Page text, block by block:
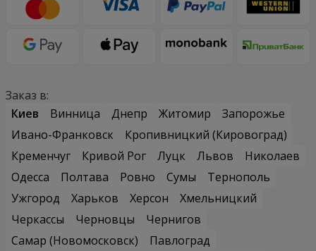
Заказ в:
Киев
Винница Днепр Житомир
Запорожье
Ивано-Франковск
Кропивницкий (Кировоград)
Кременчуг
Кривой Рог Луцк Львов
Николаев
Одесса
Полтава Ровно Сумы
Тернополь
Ужгород
Харьков Херсон
Хмельницкий
Черкассы
Черновцы
Чернигов
Самар (Новомосковск)
Павлоград